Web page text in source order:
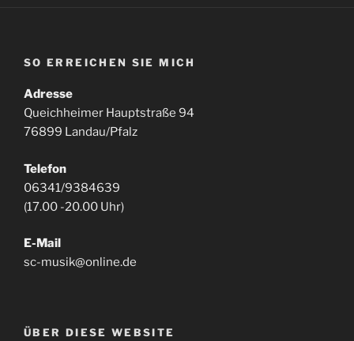
SO ERREICHEN SIE MICH
Adresse
Queichheimer Hauptstraße 94
76899 Landau/Pfalz
Telefon
06341/9384639
(17.00 -20.00 Uhr)
E-Mail
sc-musik@online.de
ÜBER DIESE WEBSITE